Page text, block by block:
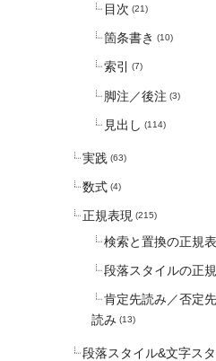
目次 (21)
箇条書き (10)
索引 (7)
脚注／後注 (3)
見出し (114)
実践 (63)
数式 (4)
正規表現 (215)
検索と置換の正規
段落スタイルの正
肯定先読み／否定
読み (13)
段落スタイル&文字ス